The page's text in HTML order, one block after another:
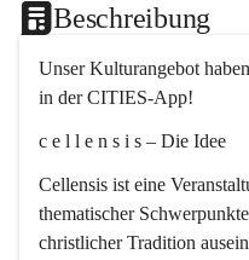
Beschreibung
Unser Kulturangebot
in der CITIES-App!
c e l l e n s i s – Die Idee
Cellensis ist eine
thematischer
christlicher Tradition